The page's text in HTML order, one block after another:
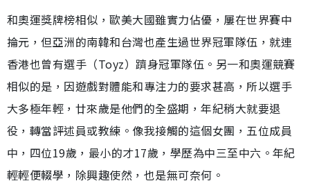
和奧運獎牌榜相似，歐美大國雖實力佔優，屢在世界賽中
掄元，但亞洲的南韓和台灣也產生過世界冠軍隊伍，就連
香港也曾有選手（Toyz）躋身冠軍隊伍。另一和奧運競賽
相似的是，因遊戲對體能和專注力的要求甚高，所以選手
大多極年輕，廿來歲是他們的全盛期，年紀稍大就要退
役，轉當評述員或教練。像我接觸的這個女團，五位成員
中，四位19歲，最小的才17歲，學歷為中三至中六。年紀
輕輕便輟學，除興趣使然，也是無可奈何。